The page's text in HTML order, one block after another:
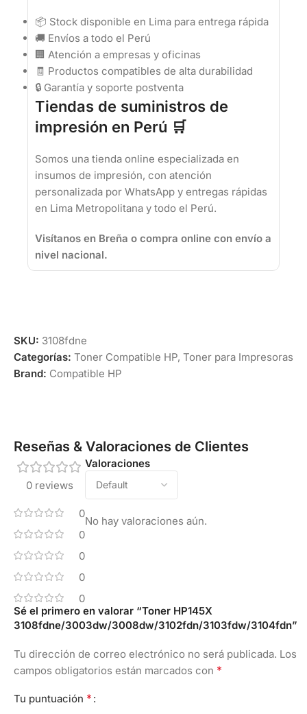
📦 Stock disponible en Lima para entrega rápida
🚚 Envíos a todo el Perú
🏢 Atención a empresas y oficinas
🧾 Productos compatibles de alta durabilidad
🔒 Garantía y soporte postventa
Tiendas de suministros de
impresión en Perú 🛒
Somos una tienda online especializada en
insumos de impresión, con atención
personalizada por WhatsApp y entregas rápidas
en Lima Metropolitana y todo el Perú.
Visítanos en Breña o compra online con envío a
nivel nacional.
SKU: 3108fdne
Categorías: Toner Compatible HP, Toner para Impresoras
Brand: Compatible HP
Reseñas & Valoraciones de Clientes
0 reviews
0
0
0
0
0
Valoraciones
No hay valoraciones aún.
Sé el primero en valorar “Toner HP145X
3108fdne/3003dw/3008dw/3102fdn/3103fdw/3104fdn”
Tu dirección de correo electrónico no será publicada. Los
campos obligatorios están marcados con *
Tu puntuación *